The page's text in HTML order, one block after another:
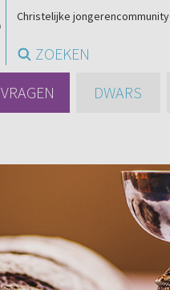
Christelijke jongerencommunity
ZOEKEN
VRAGEN DWARS